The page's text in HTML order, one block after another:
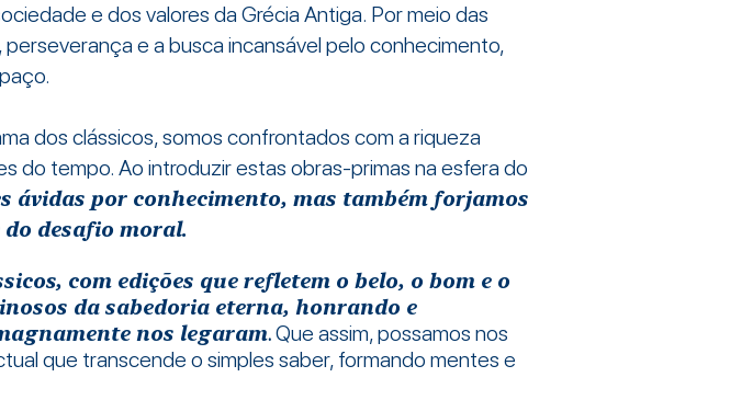
e dos valores da Grécia Antiga. Por meio das
e a busca incansável pelo conhecimento,
dos clássicos, somos confrontados com a riqueza
do tempo. Ao introduzir estas obras-primas na esfera do
ávidas por conhecimento, mas também forjamos
desafio moral.
com edições que refletem o belo, o bom e o
da sabedoria eterna, honrando e
nos legaram.Que assim, possamos nos
que transcende o simples saber, formando mentes e